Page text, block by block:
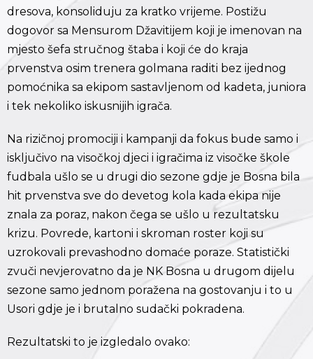
dresova, konsoliduju za kratko vrijeme. Postižu
dogovor sa Mensurom Džavitijem koji je imenovan na
mjesto šefa stručnog štaba i koji će do kraja
prvenstva osim trenera golmana raditi bez ijednog
pomoćnika sa ekipom sastavljenom od kadeta, juniora
i tek nekoliko iskusnijih igrača.
Na rizičnoj promociji i kampanji da fokus bude samo i
isključivo na visočkoj djeci i igračima iz visočke škole
fudbala ušlo se u drugi dio sezone gdje je Bosna bila
hit prvenstva sve do devetog kola kada ekipa nije
znala za poraz, nakon čega se ušlo u rezultatsku
krizu. Povrede, kartoni i skroman roster koji su
uzrokovali prevashodno domaće poraze. Statistički
zvuči nevjerovatno da je NK Bosna u drugom dijelu
sezone samo jednom poražena na gostovanju i to u
Usori gdje je i brutalno sudački pokradena.
Rezultatski to je izgledalo ovako: